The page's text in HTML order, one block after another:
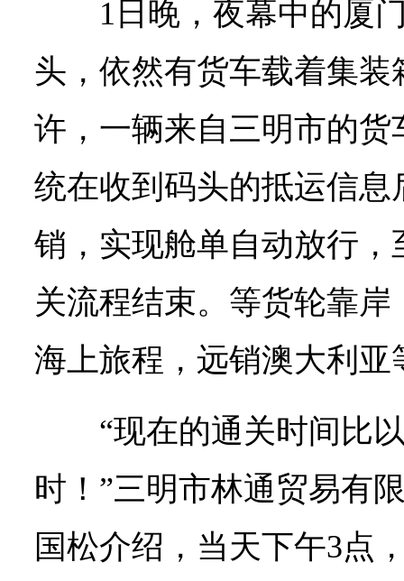
1日晚，夜幕中的厦
头，依然有货车载着集装
许，一辆来自三明市的
统在收到码头的抵运信
销，实现舱单自动放行
关流程结束。等货轮靠
海上旅程，远销澳大利亚
“现在的通关时间比
时！”三明市林通贸易有
国松介绍，当天下午3点